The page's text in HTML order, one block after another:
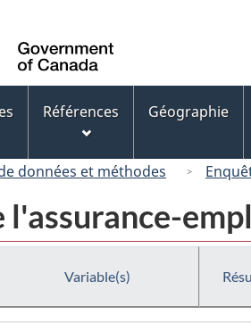
Canada
Références Géographie
données et méthodes
Variable(s)